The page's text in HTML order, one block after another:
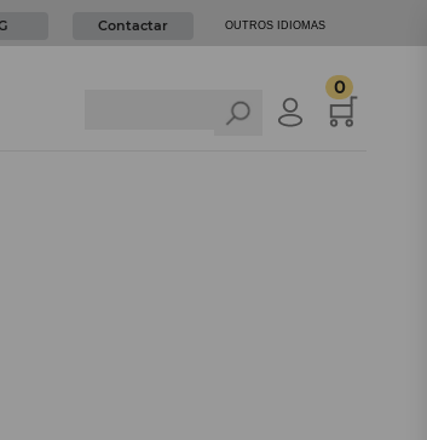
Contactar OUTROS IDIOMAS
0